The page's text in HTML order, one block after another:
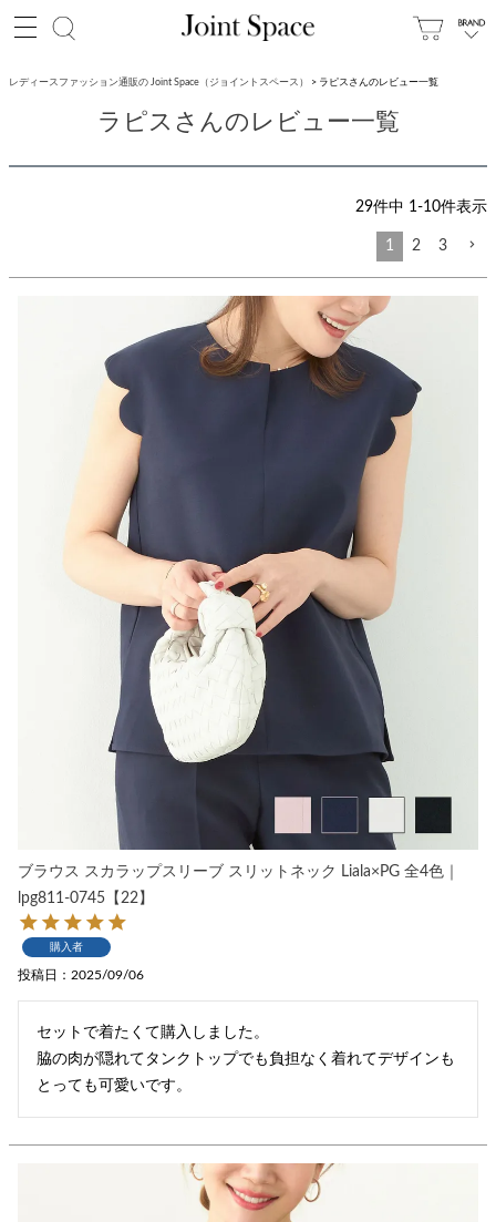
レディースファッション通販の Joint Space（ジョイントスペース） ラピスさんのレビュー一覧
ラピスさんのレビュー一覧
29件中 1-10件表示
1 2 3
ブラウス スカラップスリーブ スリットネック Liala×PG 全4色｜
lpg811-0745【22】
購入者
投稿日 2025/09/06
セットで着たくて購入しました。
脇の肉が隠れてタンクトップでも負担なく着れてデザインも
とっても可愛いです。